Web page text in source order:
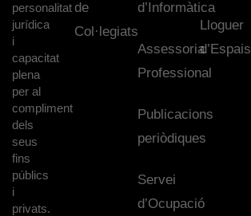
personalitat
jurídica
i
capacitat
plena
per al
compliment
dels
seus
fins
públics
i
privats.
de
Col·legiats
d’Informàtica
Assessoria
Professional
Publicacions
periòdiques
Servei
d’Ocupació
Lloguer
d’Espais